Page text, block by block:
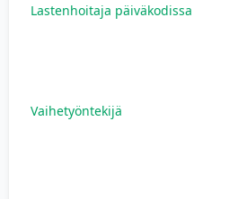
Lastenhoitaja päiväkodissa
Vaihetyöntekijä